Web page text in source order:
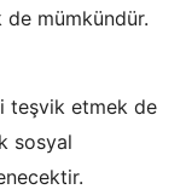
mümkündür.
teşvik etmek de
sosyal